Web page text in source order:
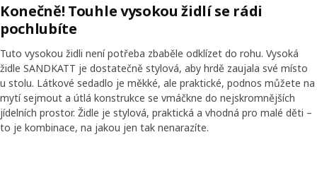
Konečně! Touhle vysokou židlí se rádi
pochlubíte
Tuto vysokou židli není potřeba zbaběle odklízet do rohu. Vysoká
židle SANDKATT je dostatečně stylová, aby hrdě zaujala své místo
u stolu. Látkové sedadlo je měkké, ale praktické, podnos můžete na
mytí sejmout a útlá konstrukce se vmáčkne do nejskromnějších
jídelních prostor. Židle je stylová, praktická a vhodná pro malé děti –
to je kombinace, na jakou jen tak nenarazíte.